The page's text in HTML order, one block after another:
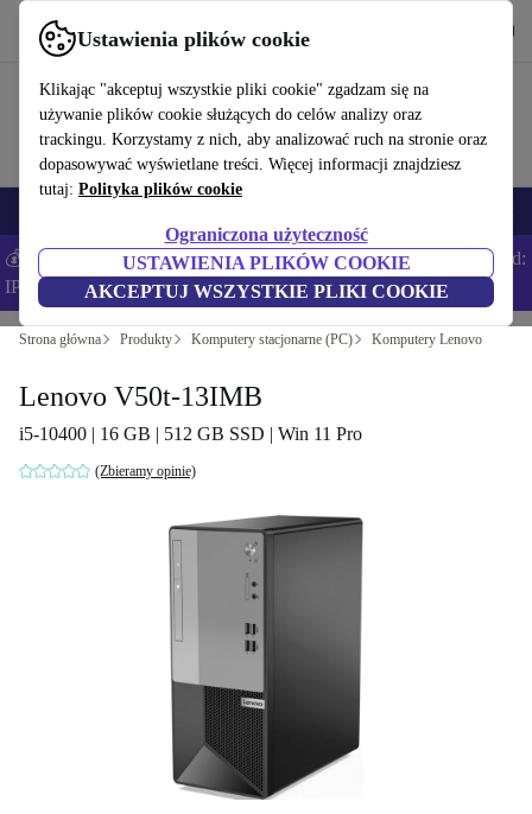
Ustawienia plików cookie
Klikając "akceptuj wszystkie pliki cookie" zgadzam się na
używanie plików cookie służących do celów analizy oraz
trackingu. Korzystamy z nich, aby analizować ruch na stronie oraz
dopasowywać wyświetlane treści. Więcej informacji znajdziesz
tutaj: Polityka plików cookie
Ograniczona użyteczność
USTAWIENIA PLIKÓW COOKIE
AKCEPTUJ WSZYSTKIE PLIKI COOKIE
Korzystaj z refurbed szybko i łatwo
💰Zaoszczędź DODATKOWE 5% na wszystkich iPhone’ach – Kod:
IPHONEDEAL –Regulamin
Strona główna Produkty Komputery stacjonarne (PC) Komputery Lenovo
Lenovo V50t-13IMB
i5-10400 | 16 GB | 512 GB SSD | Win 11 Pro
(Zbieramy opinie)